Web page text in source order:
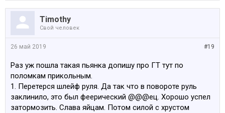
Timothy
Свой человек
#19
26 май 2019
Раз уж пошла такая пьянка допишу про ГТ тут по
поломкам прикольным.
1. Перетерся шлейф руля. Да так что в повороте руль
заклинило, это был феерический @@@ец. Хорошо успел
затормозить. Слава яйцам. Потом силой с хрустом